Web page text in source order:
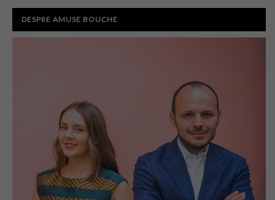
DESPRE AMUSE BOUCHE